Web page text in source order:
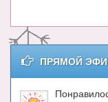
ПРЯМОЙ